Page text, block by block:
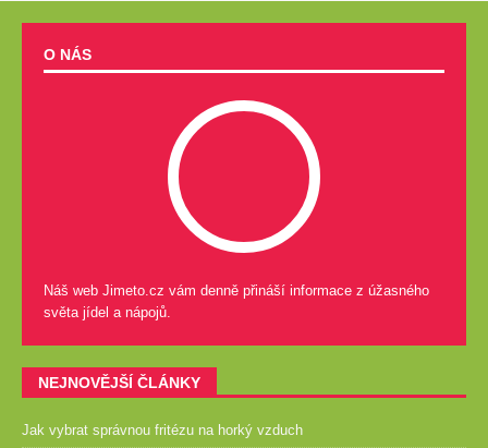
O NÁS
Náš web Jimeto.cz vám denně přináší informace z úžasného
světa jídel a nápojů.
NEJNOVĚJŠÍ ČLÁNKY
Jak vybrat správnou fritézu na horký vzduch